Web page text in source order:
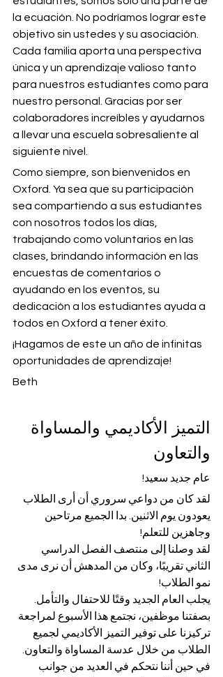
la ecuación. No podríamos lograr este
objetivo sin ustedes y su asociación.
Cada familia aporta una perspectiva
única y un aprendizaje valioso tanto
para nuestros estudiantes como para
nuestro personal. Gracias por ser
colaboradores increíbles y ayudarnos
a llevar una escuela sobresaliente al
siguiente nivel.
Como siempre, son bienvenidos en
Oxford. Ya sea que su participación
sea compartiendo a sus estudiantes
con nosotros todos los días,
trabajando como voluntarios en las
clases, brindando información en las
encuestas de comentarios o
ayudando en los eventos, su
dedicación a los estudiantes ayuda a
todos en Oxford a tener éxito.
¡Hagamos de este un año de infinitas
oportunidades de aprendizaje!
Beth
التميز الأكاديمي والمساواة
والتعاون
عام جديد سعيد!
لقد كان من دواعي سروري أن أرى الطلاب
يعودون يوم الاثنين. بدا الجميع مرتاحين
وجاهزين للتعلم!
لقد وصلنا إلى منتصف الفصل الدراسي
الثاني تقريبًا، وكان من المدهش أن نرى مدى
نمو الطلاب!
يجلب العام الجديد وقتًا للاحتفال والتأمل.
بصفتنا موظفين، نجتمع هذا الأسبوع لمراجعة
تركيزنا على توفير التميز الأكاديمي لجميع
الطلاب من خلال عدسة المساواة والتعاون.
في حين أننا نتحكم في العديد من جوانب